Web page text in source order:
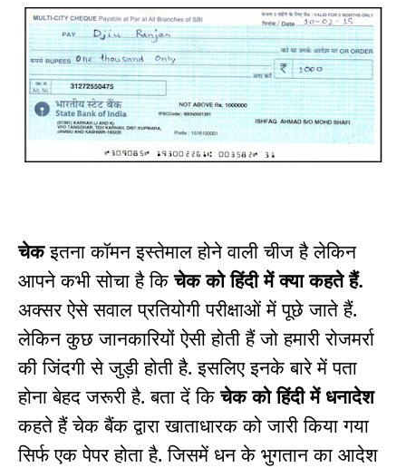
चेकइतना कॉमन इस्तेमाल होने वाली चीज है लेकिन
आपने कभी सोचा है किचेक को हिंदी में क्या कहते हैं.
अक्सर ऐसे सवाल प्रतियोगी परीक्षाओं में पूछे जाते हैं.
लेकिन कुछ जानकारियों ऐसी होती हैं जो हमारी रोजमर्रा
की जिंदगी से जुड़ी होती है. इसलिए इनके बारे में पता
होना बेहद जरूरी है. बता दें किचेक को हिंदी में धनादेश
कहते हैं चेक बैंक द्वारा खाताधारक को जारी किया गया
सिर्फ एक पेपर होता है. जिसमें धन के भुगतान का आदेश